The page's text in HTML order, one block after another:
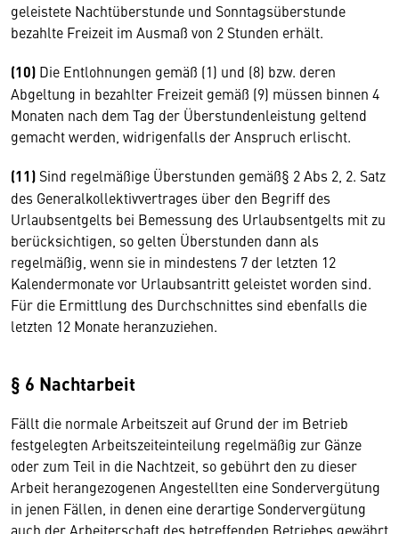
geleistete Nachtüberstunde und Sonntagsüberstunde
bezahlte Freizeit im Ausmaß von 2 Stunden erhält.
(10) Die Entlohnungen gemäß (1) und (8) bzw. deren
Abgeltung in bezahlter Freizeit gemäß (9) müssen binnen 4
Monaten nach dem Tag der Überstundenleistung geltend
gemacht werden, widrigenfalls der Anspruch erlischt.
(11) Sind regelmäßige Überstunden gemäß§ 2 Abs 2, 2. Satz
des Generalkollektivvertrages über den Begriff des
Urlaubsentgelts bei Bemessung des Urlaubsentgelts mit zu
berücksichtigen, so gelten Überstunden dann als
regelmäßig, wenn sie in mindestens 7 der letzten 12
Kalendermonate vor Urlaubsantritt geleistet worden sind.
Für die Ermittlung des Durchschnittes sind ebenfalls die
letzten 12 Monate heranzuziehen.
§ 6 Nachtarbeit
Fällt die normale Arbeitszeit auf Grund der im Betrieb
festgelegten Arbeitszeiteinteilung regelmäßig zur Gänze
oder zum Teil in die Nachtzeit, so gebührt den zu dieser
Arbeit herangezogenen Angestellten eine Sondervergütung
in jenen Fällen, in denen eine derartige Sondervergütung
auch der Arbeiterschaft des betreffenden Betriebes gewährt